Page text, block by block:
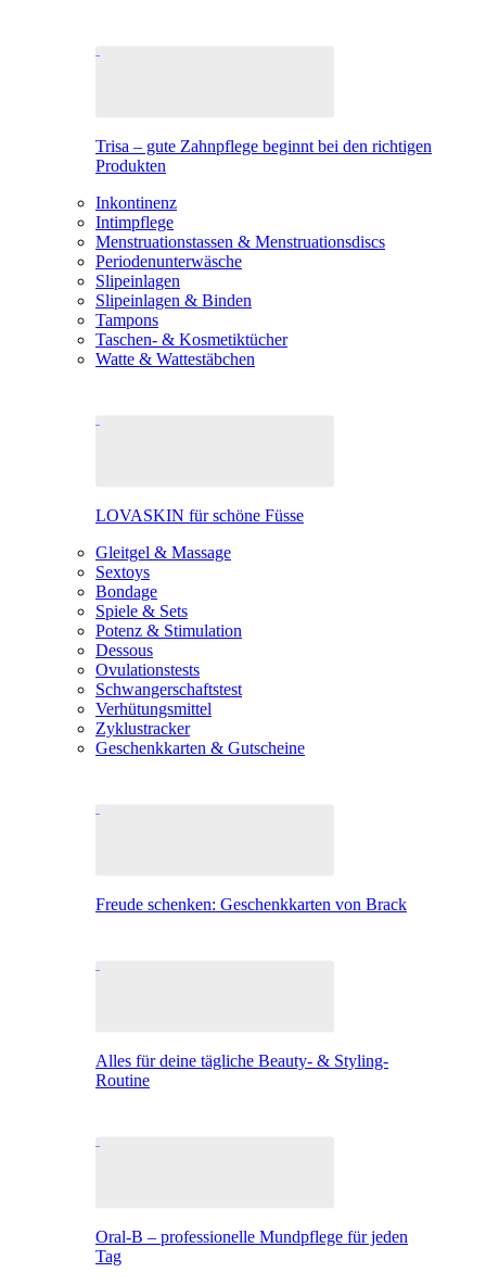
Trisa – gute Zahnpflege beginnt bei den richtigen
Produkten
Inkontinenz
Intimpflege
Menstruationstassen & Menstruationsdiscs
Periodenunterwäsche
Slipeinlagen
Slipeinlagen & Binden
Tampons
Taschen- & Kosmetiktücher
Watte & Wattestäbchen
LOVASKIN für schöne Füsse
Gleitgel & Massage
Sextoys
Bondage
Spiele & Sets
Potenz & Stimulation
Dessous
Ovulationstests
Schwangerschaftstest
Verhütungsmittel
Zyklustracker
Geschenkkarten & Gutscheine
Freude schenken: Geschenkkarten von Brack
Alles für deine tägliche Beauty- & Styling-
Routine
Oral-B – professionelle Mundpflege für jeden
Tag